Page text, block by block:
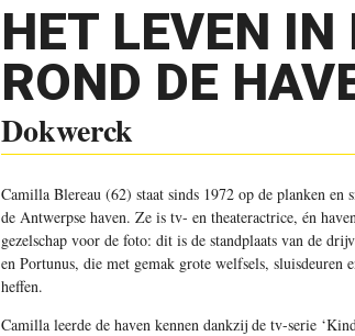
HET LEVEN IN
ROND DE
Dokwerck
Camilla Blereau (62) staat sinds 1972 op de planken en
de Antwerpse haven. Ze is tv- en theateractrice, én
gezelschap voor de foto: dit is de standplaats van de
en Portunus, die met gemak grote welfsels, sluisdeuren
heffen.
Camilla leerde de haven kennen dankzij de tv-serie